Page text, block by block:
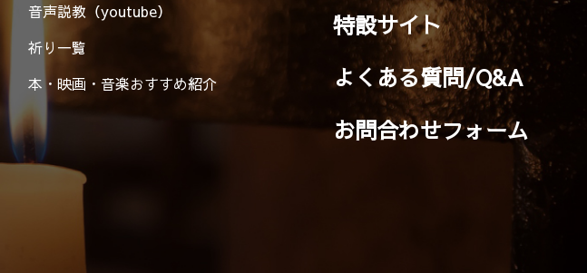
音声説教（youtube）
祈り一覧
本・映画・音楽おすすめ紹介
特設サイト
よくある質問/Q&A
お問合わせフォーム